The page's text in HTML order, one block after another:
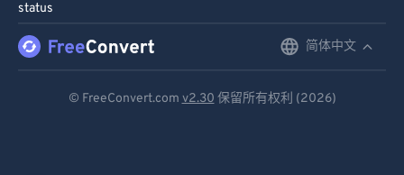
status
简体中文
© FreeConvert.com v2.30 保留所有权利 (2026)